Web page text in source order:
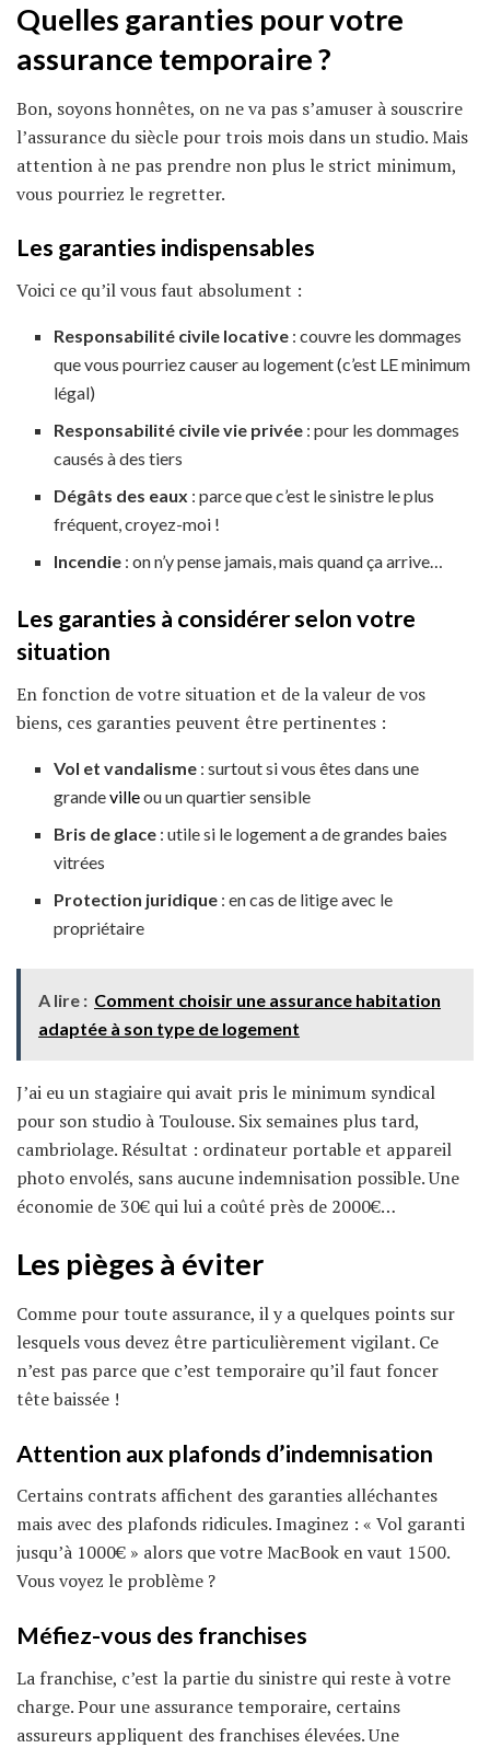
Quelles garanties pour votre
assurance temporaire ?
Bon, soyons honnêtes, on ne va pas s’amuser à souscrire
l’assurance du siècle pour trois mois dans un studio. Mais
attention à ne pas prendre non plus le strict minimum,
vous pourriez le regretter.
Les garanties indispensables
Voici ce qu’il vous faut absolument :
Responsabilité civile locative : couvre les dommages
que vous pourriez causer au logement (c’est LE minimum
légal)
Responsabilité civile vie privée : pour les dommages
causés à des tiers
Dégâts des eaux : parce que c’est le sinistre le plus
fréquent, croyez-moi !
Incendie : on n’y pense jamais, mais quand ça arrive…
Les garanties à considérer selon votre
situation
En fonction de votre situation et de la valeur de vos
biens, ces garanties peuvent être pertinentes :
Vol et vandalisme : surtout si vous êtes dans une
grandevilleou un quartier sensible
Bris de glace : utile si le logement a de grandes baies
vitrées
Protection juridique : en cas de litige avec le
propriétaire
A lire : Comment choisir une assurance habitation
adaptée à son type de logement
J’ai eu un stagiaire qui avait pris le minimum syndical
pour son studio à Toulouse. Six semaines plus tard,
cambriolage. Résultat : ordinateur portable et appareil
photo envolés, sans aucune indemnisation possible. Une
économie de 30€ qui lui a coûté près de 2000€…
Les pièges à éviter
Comme pour toute assurance, il y a quelques points sur
lesquels vous devez être particulièrement vigilant. Ce
n’est pas parce que c’est temporaire qu’il faut foncer
tête baissée !
Attention aux plafonds d’indemnisation
Certains contrats affichent des garanties alléchantes
mais avec des plafonds ridicules. Imaginez : « Vol garanti
jusqu’à 1000€ » alors que votre MacBook en vaut 1500.
Vous voyez le problème ?
Méfiez-vous des franchises
La franchise, c’est la partie du sinistre qui reste à votre
charge. Pour une assurance temporaire, certains
assureurs appliquent des franchises élevées. Une